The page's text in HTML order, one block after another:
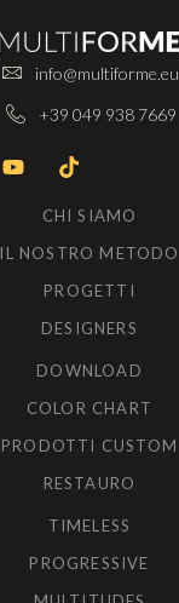
info@multiforme.eu
+39 049 938 7669
CHI SIAMO
IL NOSTRO METODO
PROGETTI
DESIGNERS
DOWNLOAD
COLOR CHART
PRODOTTI CUSTOM
RESTAURO
TIMELESS
PROGRESSIVE